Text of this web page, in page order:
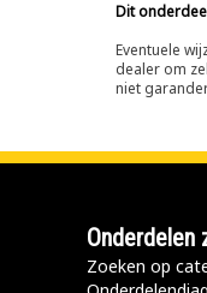
Dit
Eventuele
dealer om
niet
Onderdelen
Zoeken op